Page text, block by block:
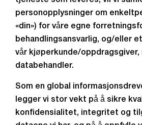
personopplysninger om
«din») for våre egne
behandlingsansvarlig, og/eller
vår kjøperkunde/oppdragsgiver,
databehandler.
Som en global
legger vi stor vekt på å sikre
konfidensialitet, integritet og